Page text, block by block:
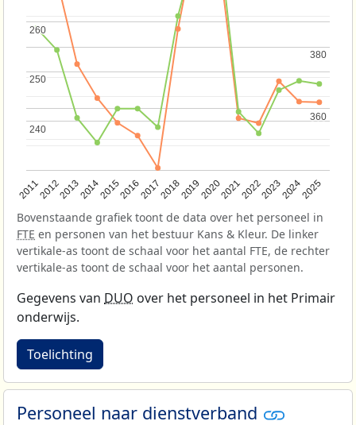
201120122013201420152016201720182019202020212022202320242025
240
240
250
250
260
260
360
360
380
380
Bovenstaande grafiek toont de data over het personeel in
FTE en personen van het bestuur Kans & Kleur. De linker
vertikale-as toont de schaal voor het aantal FTE, de rechter
vertikale-as toont de schaal voor het aantal personen.
Gegevens van DUO over het personeel in het Primair
onderwijs.
Toelichting
Personeel naar dienstverband